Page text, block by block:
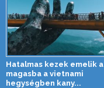
Hatalmas kezek emelik a
magasba a vietnami
hegységben kany...